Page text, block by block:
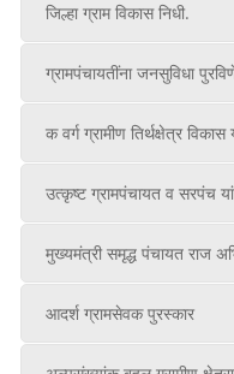
जिल्हा ग्राम विकास निधी.
ग्रामपंचायतींना जनसुविधा
क वर्ग ग्रामीण तिर्थक्षेत्र विकास
उत्कृष्ट ग्रामपंचायत व सरपंच
मुख्यमंत्री समृद्ध पंचायत राज
आदर्श ग्रामसेवक पुरस्कार